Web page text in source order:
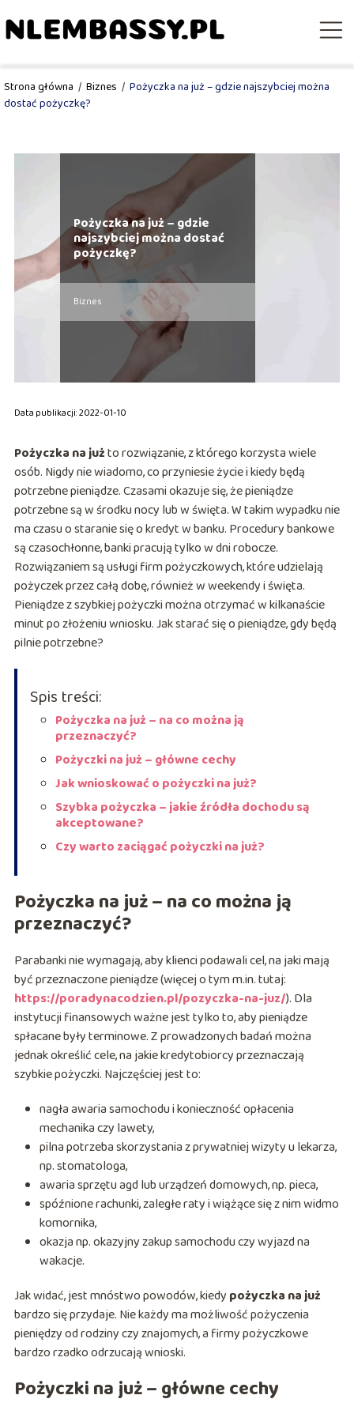
Strona główna / Biznes / Pożyczka na już – gdzie najszybciej można
dostać pożyczkę?
Pożyczka na już – gdzie
najszybciej można dostać
pożyczkę?
Biznes
Data publikacji: 2022-01-10
Pożyczka na jużto rozwiązanie, z którego korzysta wiele
osób. Nigdy nie wiadomo, co przyniesie życie i kiedy będą
potrzebne pieniądze. Czasami okazuje się, że pieniądze
potrzebne są w środku nocy lub w święta. W takim wypadku nie
ma czasu o staranie się o kredyt w banku. Procedury bankowe
są czasochłonne, banki pracują tylko w dni robocze.
Rozwiązaniem są usługi firm pożyczkowych, które udzielają
pożyczek przez całą dobę, również w weekendy i święta.
Pieniądze z szybkiej pożyczki można otrzymać w kilkanaście
minut po złożeniu wniosku. Jak starać się o pieniądze, gdy będą
pilnie potrzebne?
Spis treści:
Pożyczka na już – na co można ją
przeznaczyć?
Pożyczki na już – główne cechy
Jak wnioskować o pożyczki na już?
Szybka pożyczka – jakie źródła dochodu są
akceptowane?
Czy warto zaciągać pożyczki na już?
Pożyczka na już – na co można ją
przeznaczyć?
Parabanki nie wymagają, aby klienci podawali cel, na jaki mają
być przeznaczone pieniądze (więcej o tym m.in. tutaj:
https://poradynacodzien.pl/pozyczka-na-juz/). Dla
instytucji finansowych ważne jest tylko to, aby pieniądze
spłacane były terminowe. Z prowadzonych badań można
jednak określić cele, na jakie kredytobiorcy przeznaczają
szybkie pożyczki. Najczęściej jest to:
nagła awaria samochodu i konieczność opłacenia
mechanika czy lawety,
pilna potrzeba skorzystania z prywatniej wizyty u lekarza,
np. stomatologa,
awaria sprzętu agd lub urządzeń domowych, np. pieca,
spóźnione rachunki, zaległe raty i wiążące się z nim widmo
komornika,
okazja np. okazyjny zakup samochodu czy wyjazd na
wakacje.
Jak widać, jest mnóstwo powodów, kiedy pożyczka na już
bardzo się przydaje. Nie każdy ma możliwość pożyczenia
pieniędzy od rodziny czy znajomych, a firmy pożyczkowe
bardzo rzadko odrzucają wnioski.
Pożyczki na już – główne cechy